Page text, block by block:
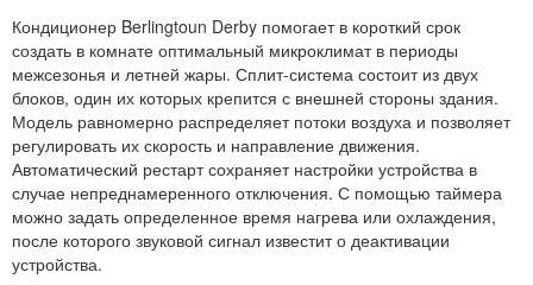
Кондиционер Berlingtoun Derby помогает в короткий срок
создать в комнате оптимальный микроклимат в периоды
межсезонья и летней жары. Сплит-система состоит из двух
блоков, один их которых крепится с внешней стороны здания.
Модель равномерно распределяет потоки воздуха и позволяет
регулировать их скорость и направление движения.
Автоматический рестарт сохраняет настройки устройства в
случае непреднамеренного отключения. С помощью таймера
можно задать определенное время нагрева или охлаждения,
после которого звуковой сигнал известит о деактивации
устройства.